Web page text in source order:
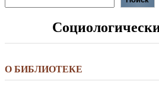
О БИБЛИОТЕКЕ